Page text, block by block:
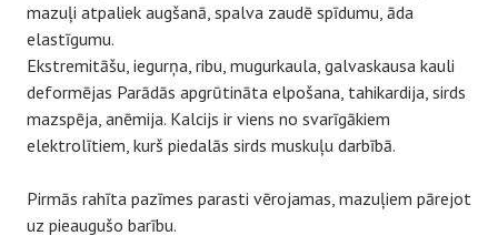
mazuļi atpaliek augšanā, spalva zaudē spīdumu, āda
elastīgumu.
Ekstremitāšu, iegurņa, ribu, mugurkaula, galvaskausa kauli
deformējas Parādās apgrūtināta elpošana, tahikardija, sirds
mazspēja, anēmija. Kalcijs ir viens no svarīgākiem
elektrolītiem, kurš piedalās sirds muskuļu darbībā.
Pirmās rahīta pazīmes parasti vērojamas, mazuļiem pārejot
uz pieaugušo barību.